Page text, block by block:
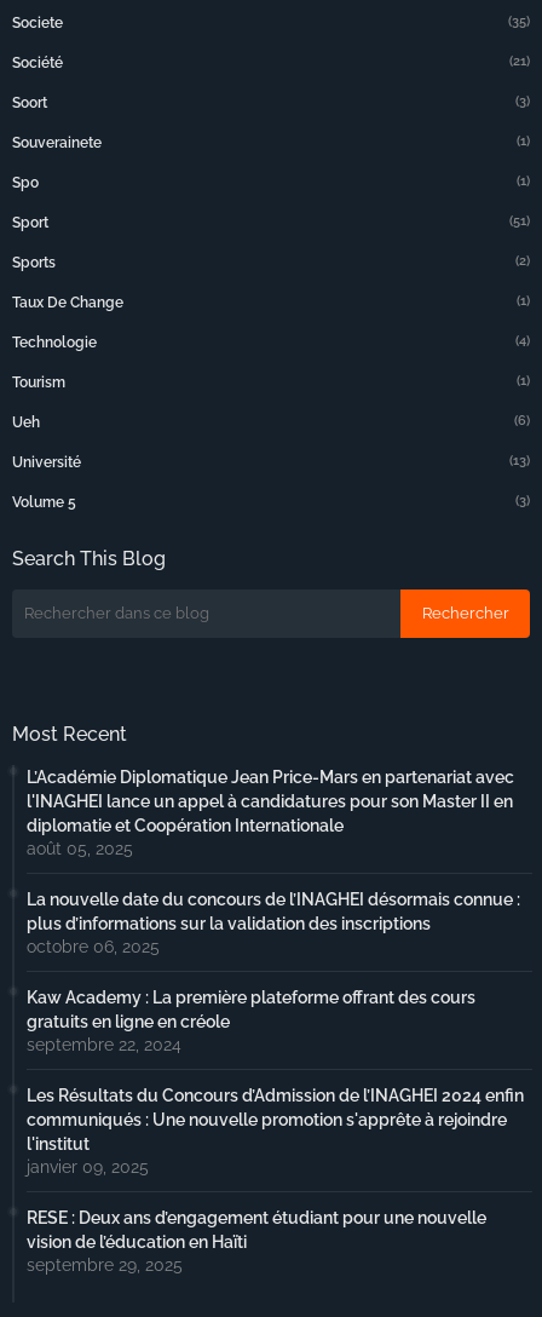
Societe (35)
Société (21)
Soort (3)
Souverainete (1)
Spo (1)
Sport (51)
Sports (2)
Taux De Change (1)
Technologie (4)
Tourism (1)
Ueh (6)
Université (13)
Volume 5 (3)
Search This Blog
Most Recent
L’Académie Diplomatique Jean Price-Mars en partenariat avec
l'INAGHEI lance un appel à candidatures pour son Master II en
diplomatie et Coopération Internationale
août 05, 2025
La nouvelle date du concours de l’INAGHEI désormais connue :
plus d’informations sur la validation des inscriptions
octobre 06, 2025
Kaw Academy : La première plateforme offrant des cours
gratuits en ligne en créole
septembre 22, 2024
Les Résultats du Concours d’Admission de l’INAGHEI 2024 enfin
communiqués : Une nouvelle promotion s'apprête à rejoindre
l'institut
janvier 09, 2025
RESE : Deux ans d’engagement étudiant pour une nouvelle
vision de l’éducation en Haïti
septembre 29, 2025